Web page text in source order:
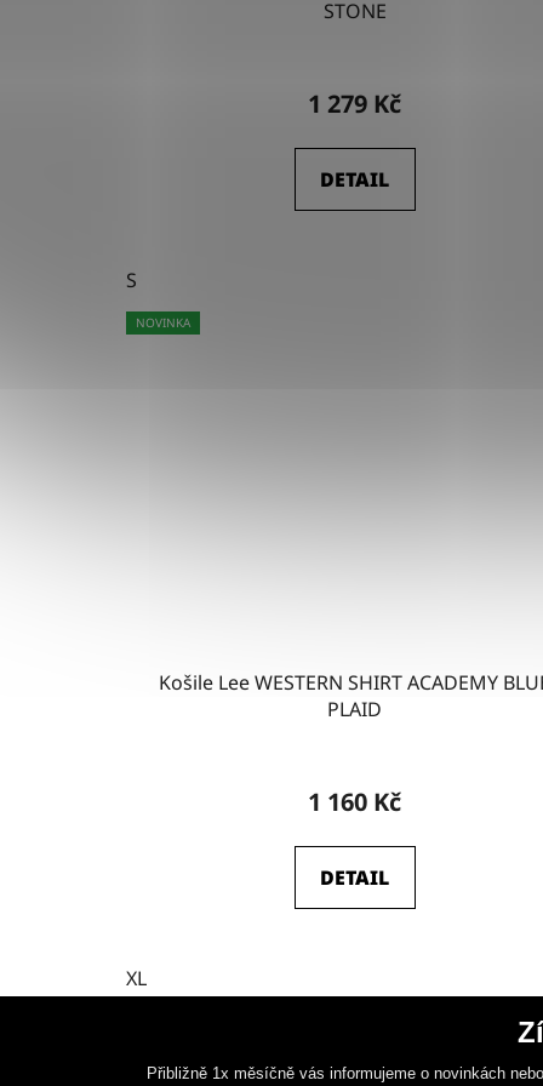
STONE
1 279 Kč
DETAIL
S
NOVINKA
Košile Lee WESTERN SHIRT ACADEMY
PLAID
1 160 Kč
DETAIL
XL
Přibližně 1x měsíčně vás informujeme o novinkách